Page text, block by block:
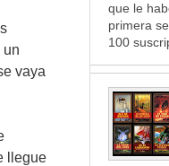
un
vaya
llegue
que le
primera
100